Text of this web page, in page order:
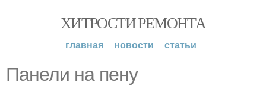
ХИТРОСТИ РЕМОНТА
главная новости статьи
Панели на пену